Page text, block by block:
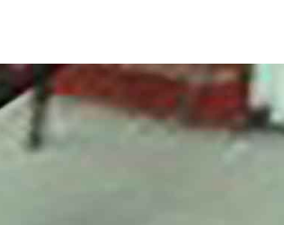
htdocs/wordpress/wp-